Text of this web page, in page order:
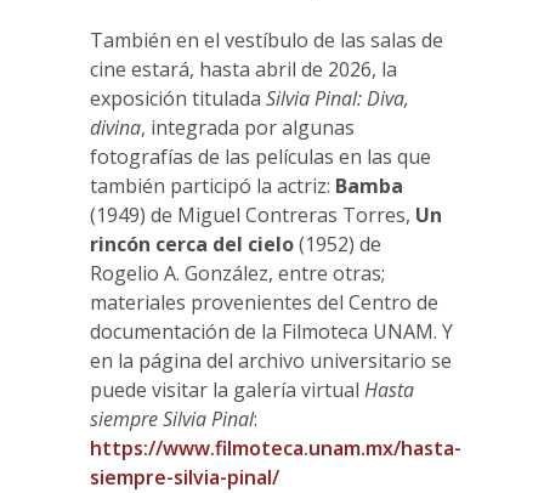
También en el vestíbulo de las salas de
cine estará, hasta abril de 2026, la
exposición titulada Silvia Pinal: Diva,
divina, integrada por algunas
fotografías de las películas en las que
también participó la actriz: Bamba
(1949) de Miguel Contreras Torres, Un
rincón cerca del cielo(1952) de
Rogelio A. González, entre otras;
materiales provenientes del Centro de
documentación de la Filmoteca UNAM. Y
en la página del archivo universitario se
puede visitar la galería virtual Hasta
siempre Silvia Pinal:
https://www.filmoteca.unam.mx/hasta-
siempre-silvia-pinal/